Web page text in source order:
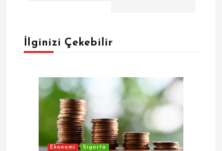
eİlginizi Çekebilir
Ekonomi Sigorta